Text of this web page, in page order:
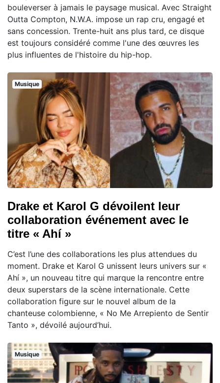
bouleverser à jamais le paysage musical. Avec Straight
Outta Compton, N.W.A. impose un rap cru, engagé et
sans concession. Trente-huit ans plus tard, ce disque
est toujours considéré comme l'une des œuvres les
plus influentes de l'histoire du hip-hop.
Musique
Drake et Karol G dévoilent leur
collaboration événement avec le
titre « Ahí »
C’est l’une des collaborations les plus attendues du
moment. Drake et Karol G unissent leurs univers sur «
Ahí », un nouveau titre qui marque la rencontre entre
deux superstars de la scène internationale. Cette
collaboration figure sur le nouvel album de la
chanteuse colombienne, « No Me Arrepiento de Sentir
Tanto », dévoilé aujourd’hui.
Musique